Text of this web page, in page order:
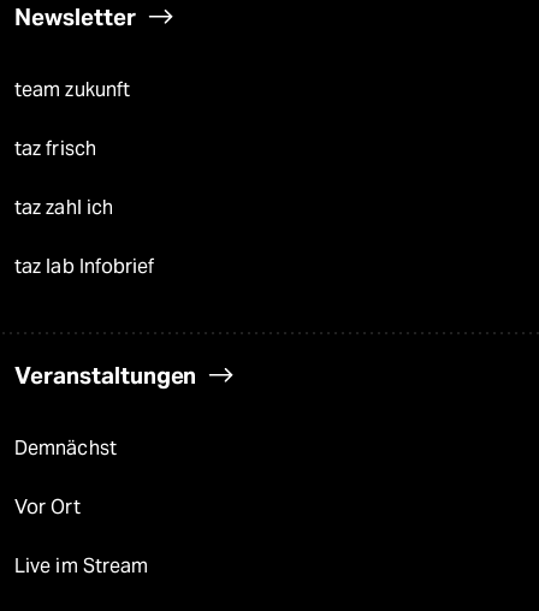
Newsletter
team zukunft
taz frisch
taz zahl ich
taz lab Infobrief
Veranstaltungen
Demnächst
Vor Ort
Live im Stream